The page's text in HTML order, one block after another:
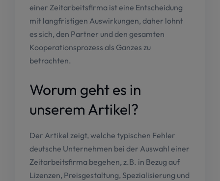
einer Zeitarbeitsfirma ist eine Entscheidung
mit langfristigen Auswirkungen, daher lohnt
es sich, den Partner und den gesamten
Kooperationsprozess als Ganzes zu
betrachten.
Worum geht es in
unserem Artikel?
Der Artikel zeigt, welche typischen Fehler
deutsche Unternehmen bei der Auswahl einer
Zeitarbeitsfirma begehen, z.B. in Bezug auf
Lizenzen, Preisgestaltung, Spezialisierung und